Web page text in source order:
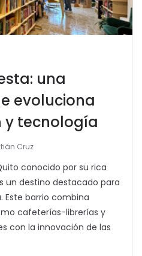
una
evoluciona
y tecnología
Cruz
conocido por su rica
un destino destacado para
Este barrio combina
cafeterías-librerías y
con la innovación de las